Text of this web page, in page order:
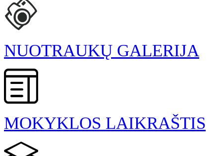
NUOTRAUKŲ GALERIJA
MOKYKLOS LAIKRAŠTIS